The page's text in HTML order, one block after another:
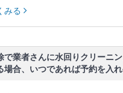
みる
で業者さんに水回りクリーニ
場合、いつであれば予約を入